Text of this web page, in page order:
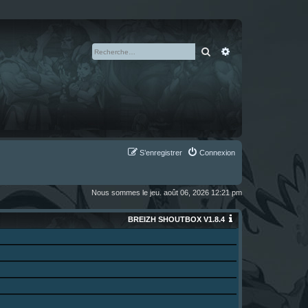
Rechercher
Connexion
S’enregistrer
Nous sommes le jeu. août 06, 2026 12:21 pm
BREIZH SHOUTBOX V1.8.4